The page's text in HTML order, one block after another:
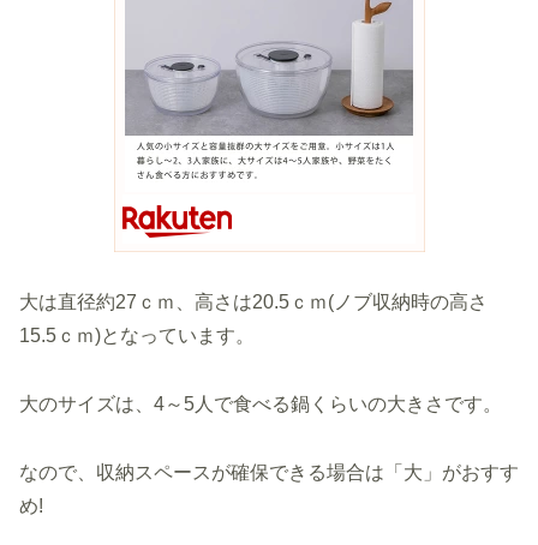
大は直径約27ｃｍ、高さは20.5ｃｍ(ノブ収納時の高さ
15.5ｃｍ)となっています。
大のサイズは、4～5人で食べる鍋くらいの大きさです。
なので、収納スペースが確保できる場合は「大」がおすす
め!